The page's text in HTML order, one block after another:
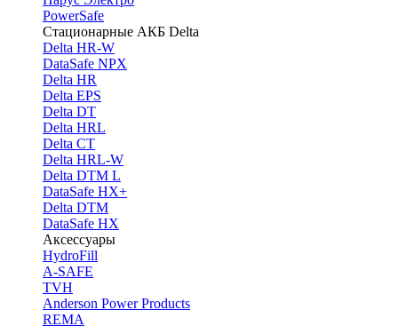
PowerSafe
Стационарные АКБ Delta
Delta HR-W
DataSafe NPX
Delta HR
Delta EPS
Delta DT
Delta HRL
Delta CT
Delta HRL-W
Delta DTM L
DataSafe HX+
Delta DTM
DataSafe HX
Аксессуары
HydroFill
A-SAFE
TVH
Anderson Power Products
REMA